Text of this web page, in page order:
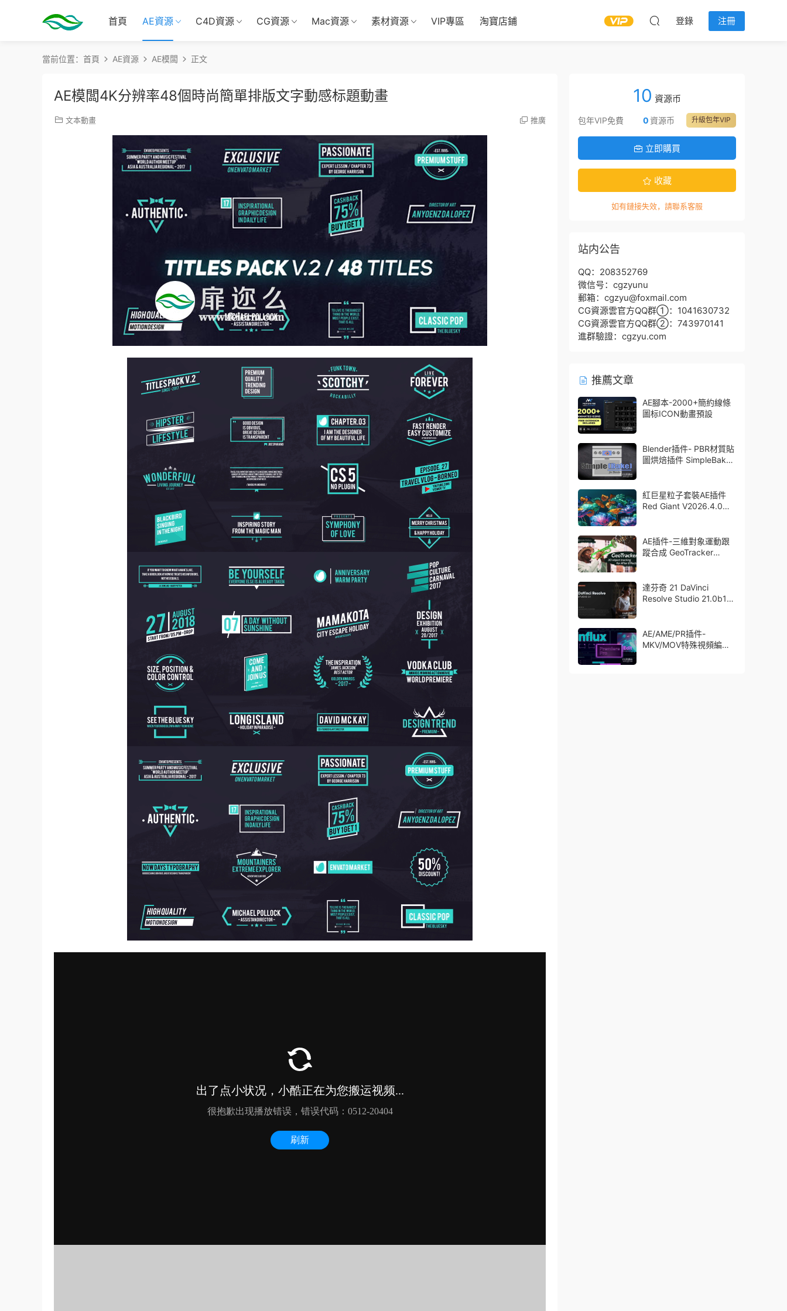
首頁 AE資源 C4D資源 CG資源 Mac資源 素材資源 VIP專區 淘寶店鋪 登錄 注冊
當前位置： 首頁 AE資源 AE模闆 正文
AE模闆4K分辨率48個時尚簡單排版文字動感标題動畫
文本動畫 推廣
10 資源币
包年VIP免費 升級包年VIP
0 資源币
立即購買
收藏
如有鏈接失效，請聯系客服
站内公告
QQ：208352769
微信号：cgzyunu
郵箱：cgzyu@foxmail.com
CG資源雲官方QQ群①：1041630732
CG資源雲官方QQ群②：743970141
進群驗證：cgzyu.com
推薦文章
AE腳本-2000+簡約線條
圖标ICON動畫預設
Blender插件- PBR材質貼
圖烘焙插件 SimpleBake
紅巨星粒子套裝AE插件
Red Giant V2026.4.0
Bullet + VFX Suit
AE插件-三維對象運動跟
蹤合成 GeoTracker
達芬奇 21 DaVinci
Resolve Studio 21.0b1
AE/AME/PR插件-
MKV/MOV特殊視頻編碼